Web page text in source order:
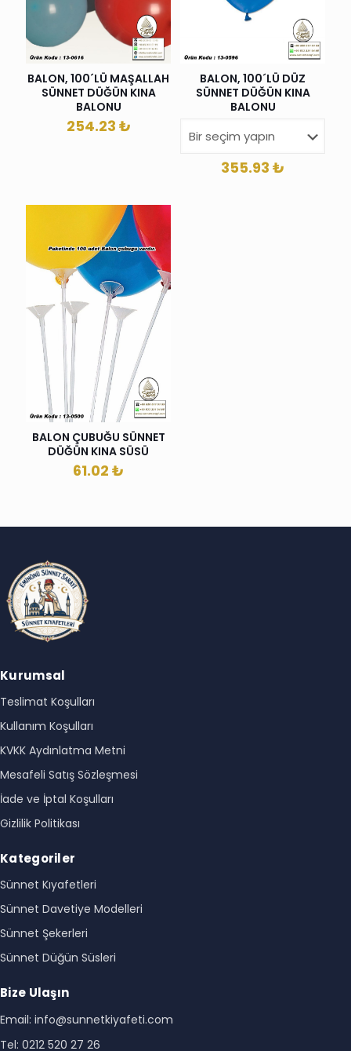
BALON, 100´LÜ MAŞALLAH
SÜNNET DÜĞÜN KINA
BALONU
254.23 ₺
BALON, 100´LÜ DÜZ
SÜNNET DÜĞÜN KINA
BALONU
355.93 ₺
BALON ÇUBUĞU SÜNNET
DÜĞÜN KINA SÜSÜ
61.02 ₺
Kurumsal
Teslimat Koşulları
Kullanım Koşulları
KVKK Aydınlatma Metni
Mesafeli Satış Sözleşmesi
İade ve İptal Koşulları
Gizlilik Politikası
Kategoriler
Sünnet Kıyafetleri
Sünnet Davetiye Modelleri
Sünnet Şekerleri
Sünnet Düğün Süsleri
Bize Ulaşın
Email: info@sunnetkiyafeti.com
Tel: 0212 520 27 26